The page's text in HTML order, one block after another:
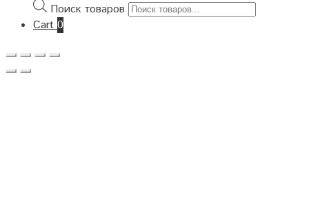
Поиск товаров
Cart0